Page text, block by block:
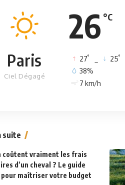
26 °C
Paris
Ciel Dégagé
27° 25°
38%
7 km/h
suite
coûtent vraiment les frais
d’un cheval ? Le guide
maîtriser votre budget